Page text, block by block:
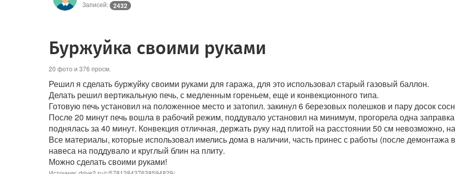
Записей: 2432
Буржуйка своими руками
20 фото и 376 просм.
Решил я сделать буржуйку своими руками для гаража, для это использовал старый газовый баллон.
Делать решил вертикальную печь, с медленным гореньем, еще и конвекционного типа.
Готовую печь установил на положенное место и затопил. закинул 6 березовых полешков и пару досок
После 20 минут печь вошла в рабочий режим, поддувало установил на минимум, прогорела одна
поднялась за 40 минут. Конвекция отличная, держать руку над плитой на расстоянии 50 см невозможно,
Все материалы, которые использовал имелись дома в наличии, часть принес с работы (после демонтажа
навеса на поддувало и круглый блин на плиту.
Можно сделать своими руками!